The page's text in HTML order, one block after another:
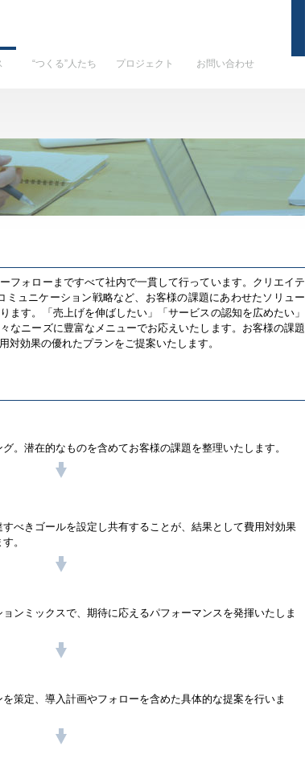
“つくる”人たち プロジェクト お問い合わせ
フォローまですべて社内で一貫して行っています。クリエイテ
ミュニケーション戦略など、お客様の課題にあわせたソリュー
ます。「売上げを伸ばしたい」「サービスの認知を広めたい」
なニーズに豊富なメニューでお応えいたします。お客様の課題
対効果の優れたプランをご提案いたします。
。潜在的なものを含めてお客様の課題を整理いたします。
べきゴールを設定し共有することが、結果として費用対効果
。
ンミックスで、期待に応えるパフォーマンスを発揮いたしま
策定、導入計画やフォローを含めた具体的な提案を行いま